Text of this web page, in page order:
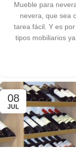
Mueble para
nevera, que sea
tarea fácil. Y es
tipos mobiliarios
08
JUL